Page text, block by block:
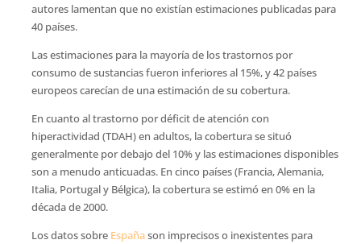
autores lamentan que no existían estimaciones publicadas para
40 países.
Las estimaciones para la mayoría de los trastornos por
consumo de sustancias fueron inferiores al 15%, y 42 países
europeos carecían de una estimación de su cobertura.
En cuanto al trastorno por déficit de atención con
hiperactividad (TDAH) en adultos, la cobertura se situó
generalmente por debajo del 10% y las estimaciones disponibles
son a menudo anticuadas. En cinco países (Francia, Alemania,
Italia, Portugal y Bélgica), la cobertura se estimó en 0% en la
década de 2000.
Los datos sobre Españason imprecisos o inexistentes para